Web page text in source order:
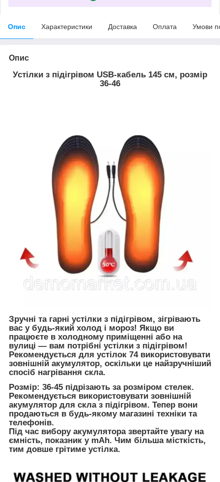
Опис Характеристики Доставка Оплата Умови
Опис
Устілки з підігрівом USB-кабель 145 см, розмір
36-46
Зручні та гарні устілки з підігрівом, зігрівають
вас у будь-який холод і мороз! Якщо ви
працюєте в холодному приміщенні або на
вулиці — вам потрібні устілки з підігрівом!
Рекомендується для устілок 74 використовувати
зовнішній акумулятор, оскільки це найзручніший
спосіб нагрівання скла.
Розмір: 36-45 підрізають за розміром стелек.
Рекомендується використовувати зовнішній
акумулятор для скла з підігрівом. Тепер вони
продаються в будь-якому магазині техніки та
телефонів.
Під час вибору акумулятора звертайте увагу на
ємність, показник у mAh. Чим більша місткість,
тим довше грітиме устілка.